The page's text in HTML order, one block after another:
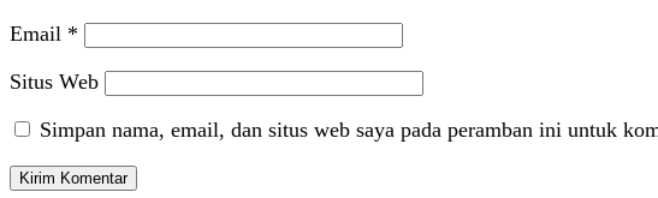
Email *
Situs Web
Simpan nama, email, dan situs web saya pada peramban ini untuk